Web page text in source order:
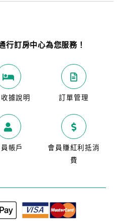
行訂房中心為您服務！
據說明 訂單管理
帳戶
會員賺紅利抵消
費